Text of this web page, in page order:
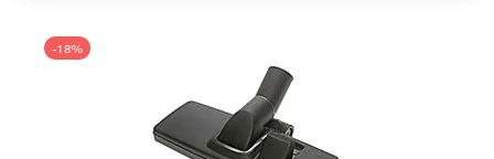
-18%